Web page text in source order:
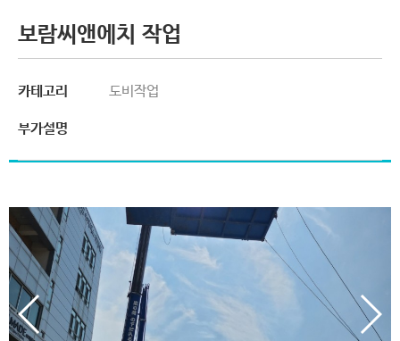
보람씨앤에치 작업
카테고리
도비작업
부가설명